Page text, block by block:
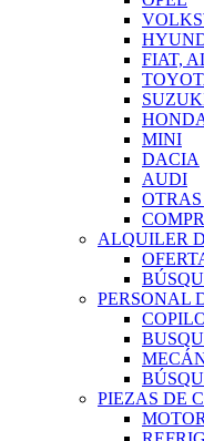
FIAT,
MINI
DACIA
AUDI
ALQUILER
PERSONAL
PIEZAS DE